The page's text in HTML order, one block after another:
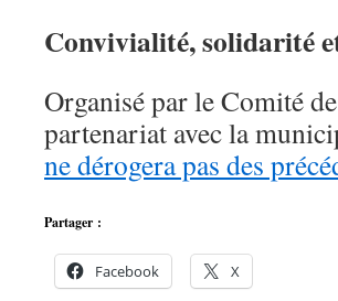
Convivialité, solidarité
Organisé par le Comité
partenariat avec la
ne dérogera pas des
Partager :
Facebook X